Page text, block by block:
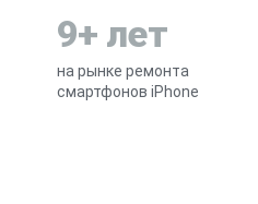
9+ лет
на рынке ремонта
смартфонов iPhone